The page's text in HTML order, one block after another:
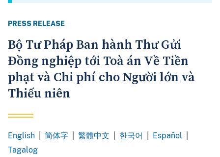
PRESS RELEASE
Bộ Tư Pháp Ban hành Thư Gửi
Đồng nghiệp tới Toà án Về Tiền
phạt và Chi phí cho Người lớn và
Thiếu niên
English 简体字 繁體中文 한국어 Español
Tagalog